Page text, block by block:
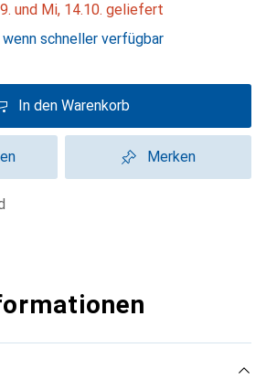
und Mi, 14.10. geliefert
schneller verfügbar
In den Warenkorb
Merken